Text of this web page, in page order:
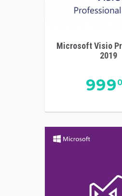
Microsoft Visio
2019
999